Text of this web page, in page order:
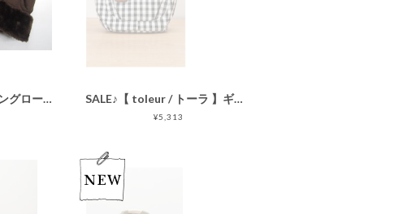
SALE♪フェイクムートングローブ/手袋/裏ボア/20200109 SALE♪【 toleur / トーラ 】ギンガムチェックトート 11916
¥5,313